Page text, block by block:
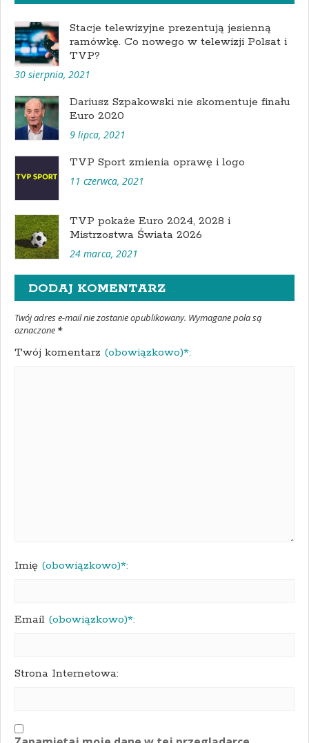
Stacje telewizyjne prezentują jesienną
ramówkę. Co nowego w telewizji Polsat i
TVP?
30 sierpnia, 2021
Dariusz Szpakowski nie skomentuje finału
Euro 2020
9 lipca, 2021
TVP Sport zmienia oprawę i logo
11 czerwca, 2021
TVP pokaże Euro 2024, 2028 i
Mistrzostwa Świata 2026
24 marca, 2021
DODAJ KOMENTARZ
Twój adres e-mail nie zostanie opublikowany. Wymagane pola są
oznaczone *
Twój komentarz (obowiązkowo)*:
Imię (obowiązkowo)*:
Email (obowiązkowo)*:
Strona Internetowa: